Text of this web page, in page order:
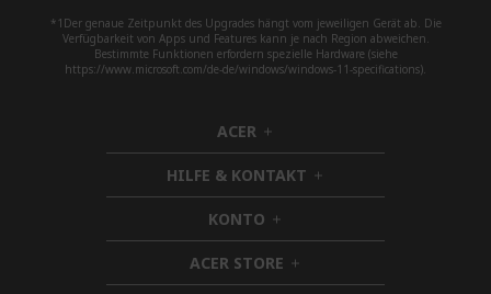
*1Der genaue Zeitpunkt des Upgrades hängt vom jeweiligen Gerät ab. Die
Verfügbarkeit von Apps und Features kann je nach Region abweichen.
Bestimmte Funktionen erfordern spezielle Hardware (siehe
https://www.microsoft.com/de-de/windows/windows-11-specifications).
ACER h
i
d
d
e
n
HILFE & KONTAKT h
i
d
n
KONTO h
i
d
d
ACER STORE h
i